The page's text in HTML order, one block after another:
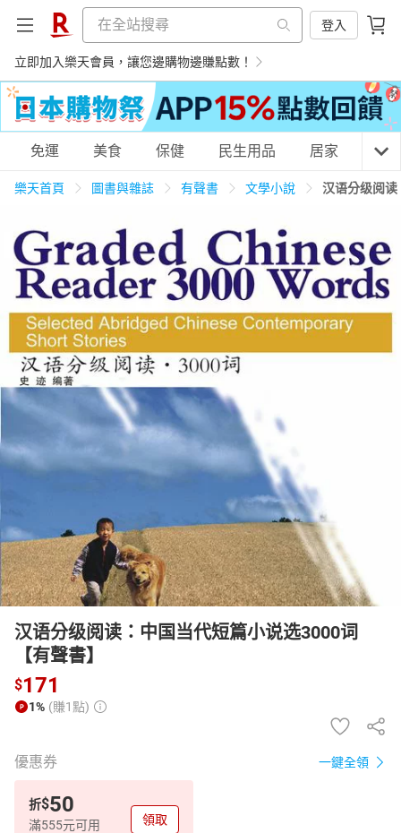
登入
立即加入樂天會員，讓您邊購物邊賺點數！
購物網分類
天天免運 美食蛋糕 養生保健 民生用品
居家生活 3C家電 運動休閒 親子玩具
女裝 男裝
日本購物 電子/紙本書
免運 美食 保健 民生用品 居家 3C
樂天首頁 圖書與雜誌 有聲書 文學小說 汉语分级阅
汉语分级阅读：中国当代短篇小说选3000词
【有聲書】
$171
1% (賺1點)
優惠券 一鍵全領
折$50
滿555元可用 領取